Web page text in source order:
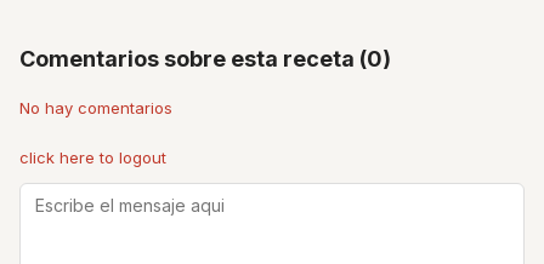
Comentarios sobre esta receta (0)
No hay comentarios
click here to logout